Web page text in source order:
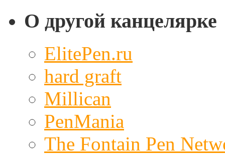
О другой канцелярке
ElitePen.ru
hard graft
Millican
PenMania
The Fontain Pen